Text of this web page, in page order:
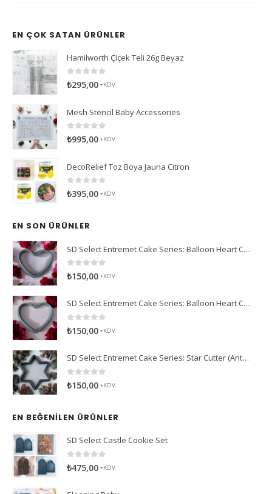
EN ÇOK SATAN ÜRÜNLER
Hamilworth Çiçek Teli 26g Beyaz
0 5 üzerinden
₺295,00 +KDV
Mesh Stencil Baby Accessories
0 5 üzerinden
₺995,00 +KDV
DecoRelief Toz Boya Jauna Citron
05 üzerinden
₺395,00 +KDV
EN SON ÜRÜNLER
SD Select Entremet Cake Series: Balloon Heart Cutter Small Cutter (Antreme Pasta Serisi: Balon Kalp Kesici)
0 5 üzerinden
₺150,00 +KDV
SD Select Entremet Cake Series: Balloon Heart Cutter Cutter (Antreme Pasta Serisi: Balon Kalp Kesici)
0 5 üzerinden
₺150,00 +KDV
SD Select Entremet Cake Series: Star Cutter (Antreme Pasta Serisi: Yıldız Kesici)
0
₺150,00 +KDV
EN BEĞENILEN ÜRÜNLER
SD Select Castle Cookie Set
0
₺475,00 +KDV